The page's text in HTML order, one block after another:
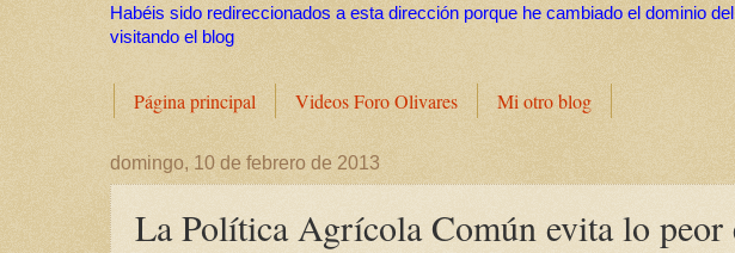
Habéis sido redireccionados a esta dirección porque he cambiado el dominio
visitando el blog
Página principal Videos Foro Olivares Mi otro blog
domingo, 10 de febrero de 2013
La Política Agrícola Común evita lo peor